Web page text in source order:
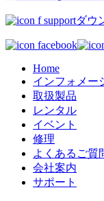
ダウ
Home
インフォメー
取扱製品
レンタル
イベント
修理
よくあるご質
会社案内
サポート